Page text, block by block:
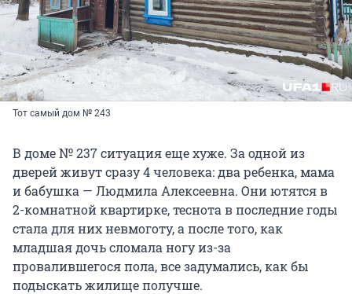
Тот самый дом № 243
В доме № 237 ситуация еще хуже. За одной из
дверей живут сразу 4 человека: два ребенка, мама
и бабушка — Людмила Алексеевна. Они ютятся в
2-комнатной квартирке, теснота в последние годы
стала для них невмоготу, а после того, как
младшая дочь сломала ногу из-за
провалившегося пола, все задумались, как бы
подыскать жилище получше.